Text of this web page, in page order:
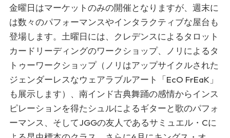
金曜日はマーケットのみの開催となりますが、週末に
は数々のパフォーマンスやインタラクティブな屋台も
登場します。土曜日には、クレデンスによるタロット
カードリーディングのワークショップ、ノリによるタ
トゥーワークショップ（ノリはアップサイクルされた
ジェンダーレスなウェアラブルアート「EcO FrEaK」
も展示します）、南インド古典舞踊の感情からインス
ピレーションを得たシュルによるギターと歌のパフォ
ーマンス、そしてJGGの友人であるサミュエル・Cに